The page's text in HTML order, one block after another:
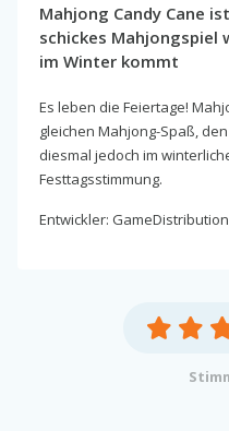
Mahjong Candy Cane
schickes Mahjongspiel
im Winter kommt
Es leben die Feiertage!
gleichen Mahjong-Spaß,
diesmal jedoch im
Festtagsstimmung.
Entwickler: GameDistribution